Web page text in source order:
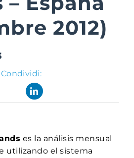
2012)
Condividi:
es la análisis mensual
utilizando el sistema